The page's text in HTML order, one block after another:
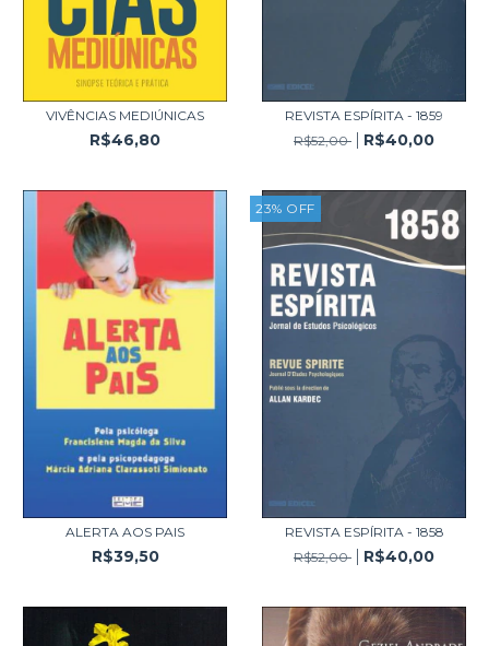
VIVÊNCIAS MEDIÚNICAS
R$46,80
REVISTA ESPÍRITA - 1859
R$52,00
R$40,00
ALERTA AOS PAIS
R$39,50
23% OFF
REVISTA ESPÍRITA - 1858
R$52,00
R$40,00